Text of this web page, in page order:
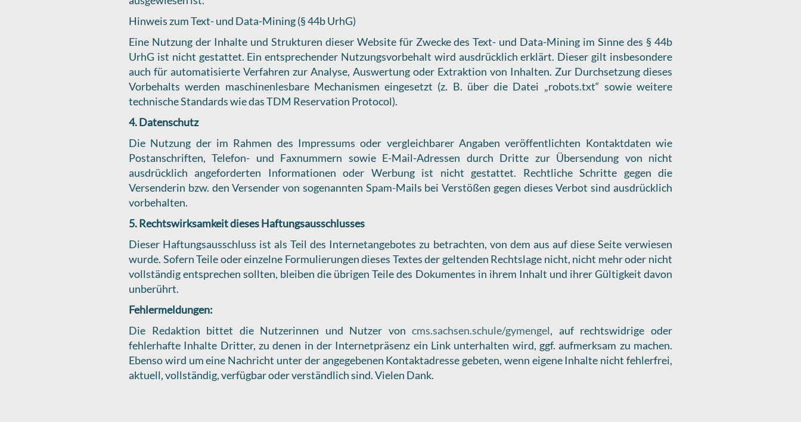
Hinweis zum Text- und Data-Mining (§ 44b UrhG)
Eine Nutzung der Inhalte und Strukturen dieser Website für Zwecke des Text- und Data-Mining im Sinne des § 44b
UrhG ist nicht gestattet. Ein entsprechender Nutzungsvorbehalt wird ausdrücklich erklärt. Dieser gilt insbesondere
auch für automatisierte Verfahren zur Analyse, Auswertung oder Extraktion von Inhalten. Zur Durchsetzung dieses
Vorbehalts werden maschinenlesbare Mechanismen eingesetzt (z. B. über die Datei „robots.txt“ sowie weitere
technische Standards wie das TDM Reservation Protocol).
4. Datenschutz
Die Nutzung der im Rahmen des Impressums oder vergleichbarer Angaben veröffentlichten Kontaktdaten wie
Postanschriften, Telefon- und Faxnummern sowie E-Mail-Adressen durch Dritte zur Übersendung von nicht
ausdrücklich angeforderten Informationen oder Werbung ist nicht gestattet. Rechtliche Schritte gegen die
Versenderin bzw. den Versender von sogenannten Spam-Mails bei Verstößen gegen dieses Verbot sind ausdrücklich
vorbehalten.
5. Rechtswirksamkeit dieses Haftungsausschlusses
Dieser Haftungsausschluss ist als Teil des Internetangebotes zu betrachten, von dem aus auf diese Seite verwiesen
wurde. Sofern Teile oder einzelne Formulierungen dieses Textes der geltenden Rechtslage nicht, nicht mehr oder nicht
vollständig entsprechen sollten, bleiben die übrigen Teile des Dokumentes in ihrem Inhalt und ihrer Gültigkeit davon
unberührt.
Fehlermeldungen:
Die Redaktion bittet die Nutzerinnen und Nutzer von cms.sachsen.schule/gymengel, auf rechtswidrige oder
fehlerhafte Inhalte Dritter, zu denen in der Internetpräsenz ein Link unterhalten wird, ggf. aufmerksam zu machen.
Ebenso wird um eine Nachricht unter der angegebenen Kontaktadresse gebeten, wenn eigene Inhalte nicht fehlerfrei,
aktuell, vollständig, verfügbar oder verständlich sind. Vielen Dank.